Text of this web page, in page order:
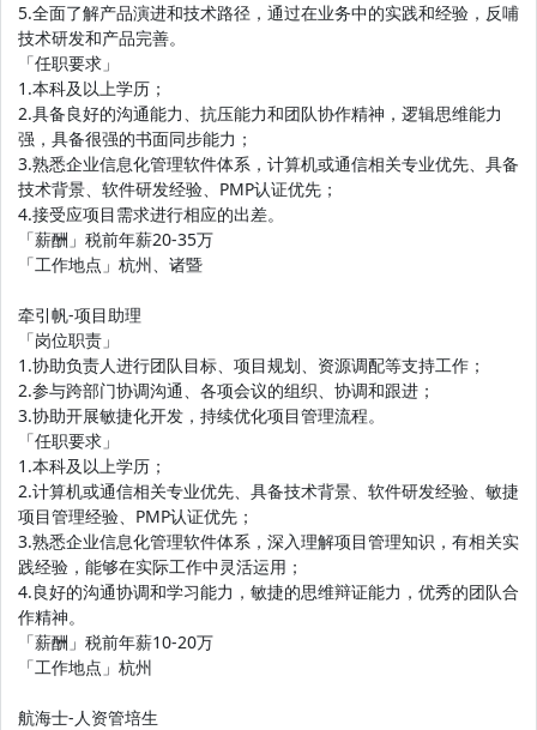
5.全面了解产品演进和技术路径，通过在业务中的实践和经验，反哺
技术研发和产品完善。
「任职要求」
1.本科及以上学历；
2.具备良好的沟通能力、抗压能力和团队协作精神，逻辑思维能力
强，具备很强的书面同步能力；
3.熟悉企业信息化管理软件体系，计算机或通信相关专业优先、具备
技术背景、软件研发经验、PMP认证优先；
4.接受应项目需求进行相应的出差。
「薪酬」税前年薪20-35万
「工作地点」杭州、诸暨
牵引帆-项目助理
「岗位职责」
1.协助负责人进行团队目标、项目规划、资源调配等支持工作；
2.参与跨部门协调沟通、各项会议的组织、协调和跟进；
3.协助开展敏捷化开发，持续优化项目管理流程。
「任职要求」
1.本科及以上学历；
2.计算机或通信相关专业优先、具备技术背景、软件研发经验、敏捷
项目管理经验、PMP认证优先；
3.熟悉企业信息化管理软件体系，深入理解项目管理知识，有相关实
践经验，能够在实际工作中灵活运用；
4.良好的沟通协调和学习能力，敏捷的思维辩证能力，优秀的团队合
作精神。
「薪酬」税前年薪10-20万
「工作地点」杭州
航海士-人资管培生